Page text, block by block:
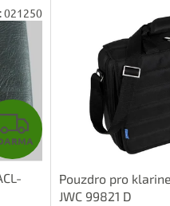
Z
D
021250
Pouzdro pro
JWC 99821 D